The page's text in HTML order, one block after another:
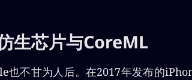
生芯片与CoreML
也不甘为人后。在2017年发布的